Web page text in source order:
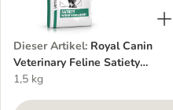
Dieser Artikel: Royal Canin
Veterinary Feline Satiety
Weight Management
1,5 kg